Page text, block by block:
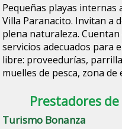
Pequeñas playas internas
Villa Paranacito. Invitan a
plena naturaleza.
servicios adecuados para
libre: proveedurías,
muelles de pesca, zona de
Prestadores
Turismo Bonanza